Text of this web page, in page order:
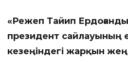
«Режеп Тайип
президент сайлауының
кезеңіндегі жарқын